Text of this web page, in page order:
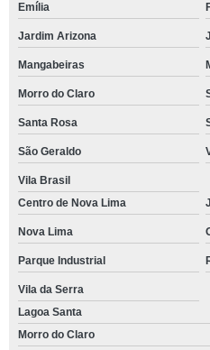
Emília
Jardim Arizona
Mangabeiras
Morro do Claro
Santa Rosa
São Geraldo
Vila Brasil
Centro de Nova Lima
Nova Lima
Parque Industrial
Vila da Serra
Lagoa Santa
Morro do Claro